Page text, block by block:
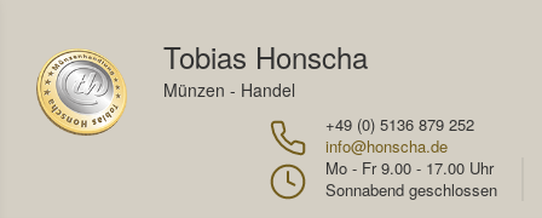
Tobias Honscha
Münzen - Handel
+49 (0) 5136 879 252
info@honscha.de
Mo - Fr 9.00 - 17.00 Uhr
Sonnabend geschlossen